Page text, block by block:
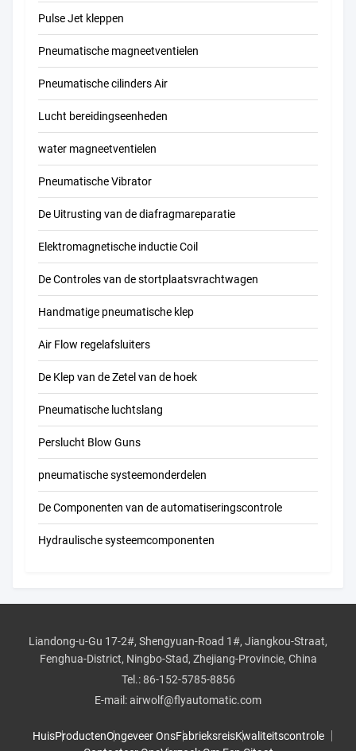
Pulse Jet kleppen
Pneumatische magneetventielen
Pneumatische cilinders Air
Lucht bereidingseenheden
water magneetventielen
Pneumatische Vibrator
De Uitrusting van de diafragmareparatie
Elektromagnetische inductie Coil
De Controles van de stortplaatsvrachtwagen
Handmatige pneumatische klep
Air Flow regelafsluiters
De Klep van de Zetel van de hoek
Pneumatische luchtslang
Perslucht Blow Guns
pneumatische systeemonderdelen
De Componenten van de automatiseringscontrole
Hydraulische systeemcomponenten
Liandong-u-Gu 17-2#, Shengyuan-Road 1#, Jiangkou-Straat,
Fenghua-District, Ningbo-Stad, Zhejiang-Provincie, China
Tel.:86-152-5785-8856
E-mail:airwolf@flyautomatic.com
HuisProductenOngeveer OnsFabrieksreisKwaliteitscontrole